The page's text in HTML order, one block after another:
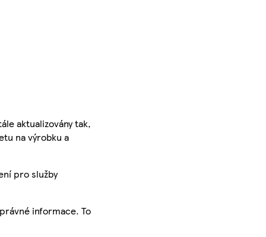
aktualizovány tak,
na výrobku a
pro služby
informace. To